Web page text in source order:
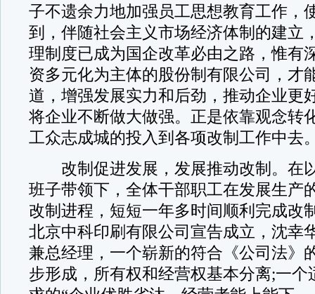
子不遗余力地加强员工思想教育工作，
到，伴随社会主义市场经济体制的建立
理制度已成为国企改革必由之路，惟有
资多元化为主体的股份制有限公司，才
道，增强发展实力和后劲，推动企业更
将企业不断做大做强。正是依靠观念转
工众志成城的投入到各项改制工作中去
改制促进发展，发展推动改制。在
班子带领下，全体干部职工在发展生产
改制进程，短短一年多时间顺利完成改
北京中科印刷有限公司宣告成立，沈幸
兼总经理，一个崭新的符合《公司法》
步形成，所有权和经营权基本分离;一个